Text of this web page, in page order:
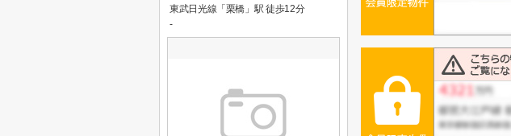
東武日光線「栗橋」駅 徒歩12分
-